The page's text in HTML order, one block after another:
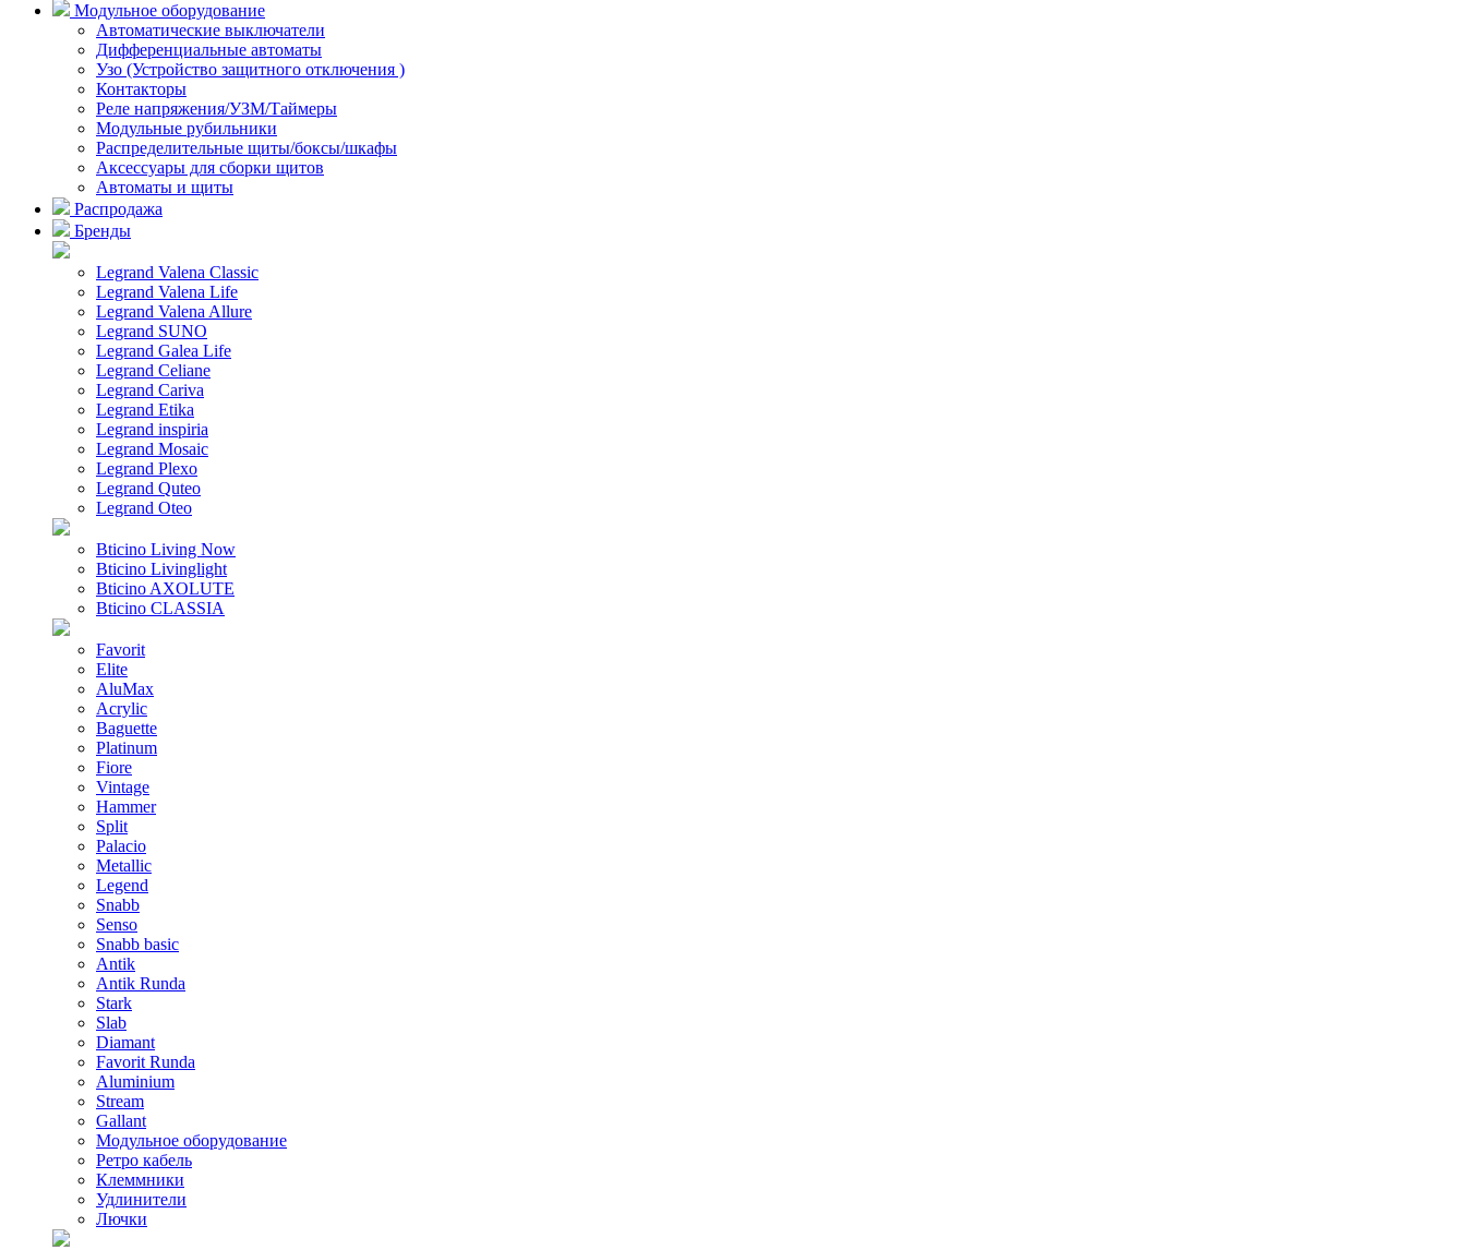
Модульное оборудование
Автоматические выключатели
Дифференциальные автоматы
Узо (Устройство защитного отключения )
Контакторы
Реле напряжения/УЗМ/Таймеры
Модульные рубильники
Распределительные щиты/боксы/шкафы
Аксессуары для сборки щитов
Автоматы и щиты
Распродажа
Бренды
Legrand Valena Classic
Legrand Valena Life
Legrand Valena Allure
Legrand SUNO
Legrand Galea Life
Legrand Celiane
Legrand Cariva
Legrand Etika
Legrand inspiria
Legrand Mosaic
Legrand Plexo
Legrand Quteo
Legrand Oteo
Bticino Living Now
Bticino Livinglight
Bticino AXOLUTE
Bticino CLASSIA
Favorit
Elite
AluMax
Acrylic
Baguette
Platinum
Fiore
Vintage
Hammer
Split
Palacio
Metallic
Legend
Snabb
Senso
Snabb basic
Antik
Antik Runda
Stark
Slab
Diamant
Favorit Runda
Aluminium
Stream
Gallant
Модульное оборудование
Ретро кабель
Клеммники
Удлинители
Лючки